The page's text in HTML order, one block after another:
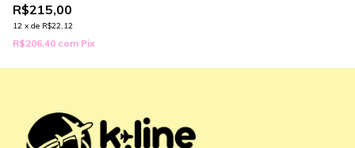
R$215,00
12 x de R$22,12
R$206,40 com Pix